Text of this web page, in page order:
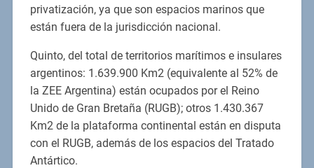
privatización, ya que son espacios marinos que
están fuera de la jurisdicción nacional.
Quinto, del total de territorios marítimos e insulares
argentinos: 1.639.900 Km2 (equivalente al 52% de
la ZEE Argentina) están ocupados por el Reino
Unido de Gran Bretaña (RUGB); otros 1.430.367
Km2 de la plataforma continental están en disputa
con el RUGB, además de los espacios del Tratado
Antártico.